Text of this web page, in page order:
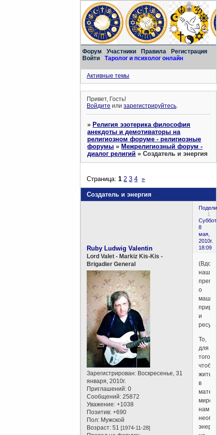
Форум Участники Правила
Регистрация
Войти
Таролог и психолог онлайн
Активные темы
Привет, Гость!
Войдите илизарегистрируйтесь.
»Религия эзотерика философия
анекдоты и демотиваторы на
религиозном форуме - религиозные
форумы »Межрелигиозный форум -
диалог религий »Создатель и энергия
Создатель и энергия
Страница:1 2 3 4 »
1
8
мая,
2010г.
18:09
Ruby Ludwig Valentin
Lord Valet - Markiz Kis-Kis -
Brigadier General
Зарегистрирован: Воскресенье, 31
января, 2010г.
Приглашений: 0
Сообщений: 25872
Уважение: +1038
Позитив: +690
Пол: Мужской
Возраст: 51[1974-11-28]
о
и
То,
для
того
чтобы
жить
в
мире
нам